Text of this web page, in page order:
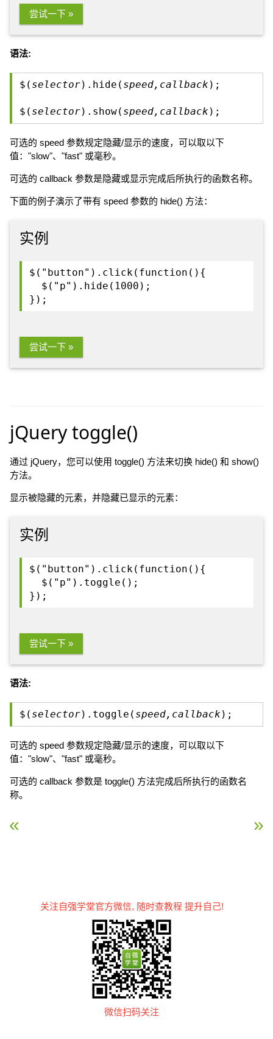
尝试一下 »
语法:
$( selector).hide( speed,callback );
$( selector).show( speed,callback );
可选的 speed 参数规定隐藏/显示的速度，可以取以下
值："slow"、"fast" 或毫秒。
可选的 callback 参数是隐藏或显示完成后所执行的函数名称。
下面的例子演示了带有 speed 参数的 hide() 方法：
实例
$("button").click(function(){
$("p").hide(1000);
});
尝试一下 »
jQuery toggle()
通过 jQuery，您可以使用 toggle() 方法来切换 hide() 和 show()
方法。
显示被隐藏的元素，并隐藏已显示的元素：
实例
$("button").click(function(){
$("p").toggle();
});
尝试一下 »
语法:
$( selector).toggle( speed,callback );
可选的 speed 参数规定隐藏/显示的速度，可以取以下
值："slow"、"fast" 或毫秒。
可选的 callback 参数是 toggle() 方法完成后所执行的函数名
称。
« jQuery 事件 jQuery 效果 – 淡入淡出
关注自强学堂官方微信, 随时查教程 提升自己!
微信扫码关注